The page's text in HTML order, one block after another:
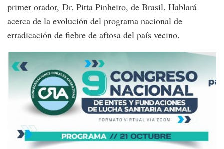
primer orador, Dr. Pitta Pinheiro, de Brasil. Hablará
acerca de la evolución del programa nacional de
erradicación de fiebre de aftosa del país vecino.